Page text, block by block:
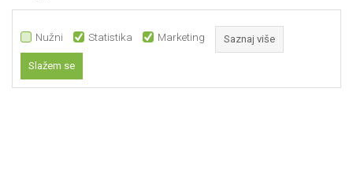
209,00
Nužni Statistika Marketing Saznaj više
Slažem se